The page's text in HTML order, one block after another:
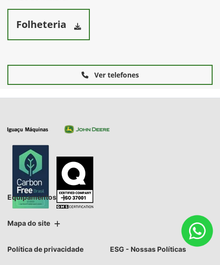
Folheteria
Ver telefones
Equipamentos
Mapa do site
Política de privacidade ESG - Nossas Políticas